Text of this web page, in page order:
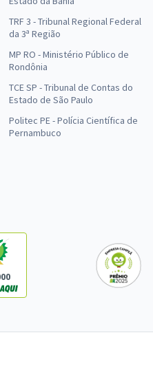
TRF 3 - Tribunal Regional Federal
da 3ª Região
MP RO - Ministério Público de
Rondônia
TCE SP - Tribunal de Contas do
Estado de São Paulo
Politec PE - Polícia Científica de
Pernambuco